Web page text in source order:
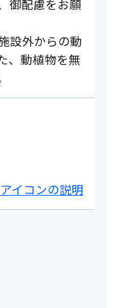
御配慮をお願
設外からの動
、動植物を無
アイコンの説明